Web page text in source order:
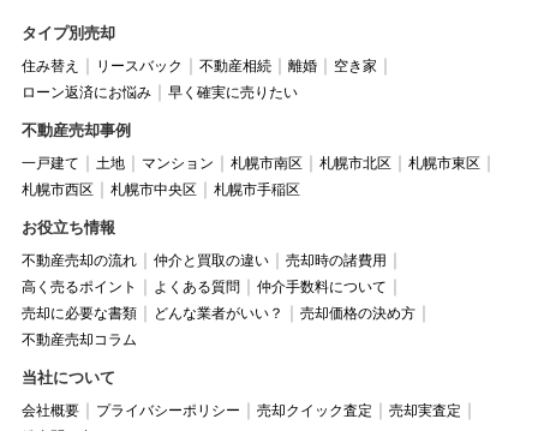
タイプ別売却
住み替え リースバック 不動産相続 離婚
空き家
ローン返済にお悩み
早く確実に売りたい
不動産売却事例
一戸建て 土地 マンション 札幌市南区 札幌市北区
札幌市東区
札幌市西区
札幌市中央区 札幌市手稲区
お役立ち情報
不動産売却の流れ 仲介と買取の違い
売却時の諸費用
高く売るポイント
よくある質問
仲介手数料について
売却に必要な書類
どんな業者がいい？
売却価格の決め方
不動産売却コラム
当社について
会社概要 プライバシーポリシー 売却クイック査定
売却実査定